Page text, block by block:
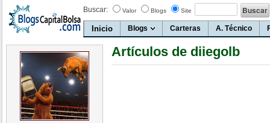
Buscar: Valor Blogs Site
Inicio Blogs Carteras A. Técnico
Artículos de diiegolb